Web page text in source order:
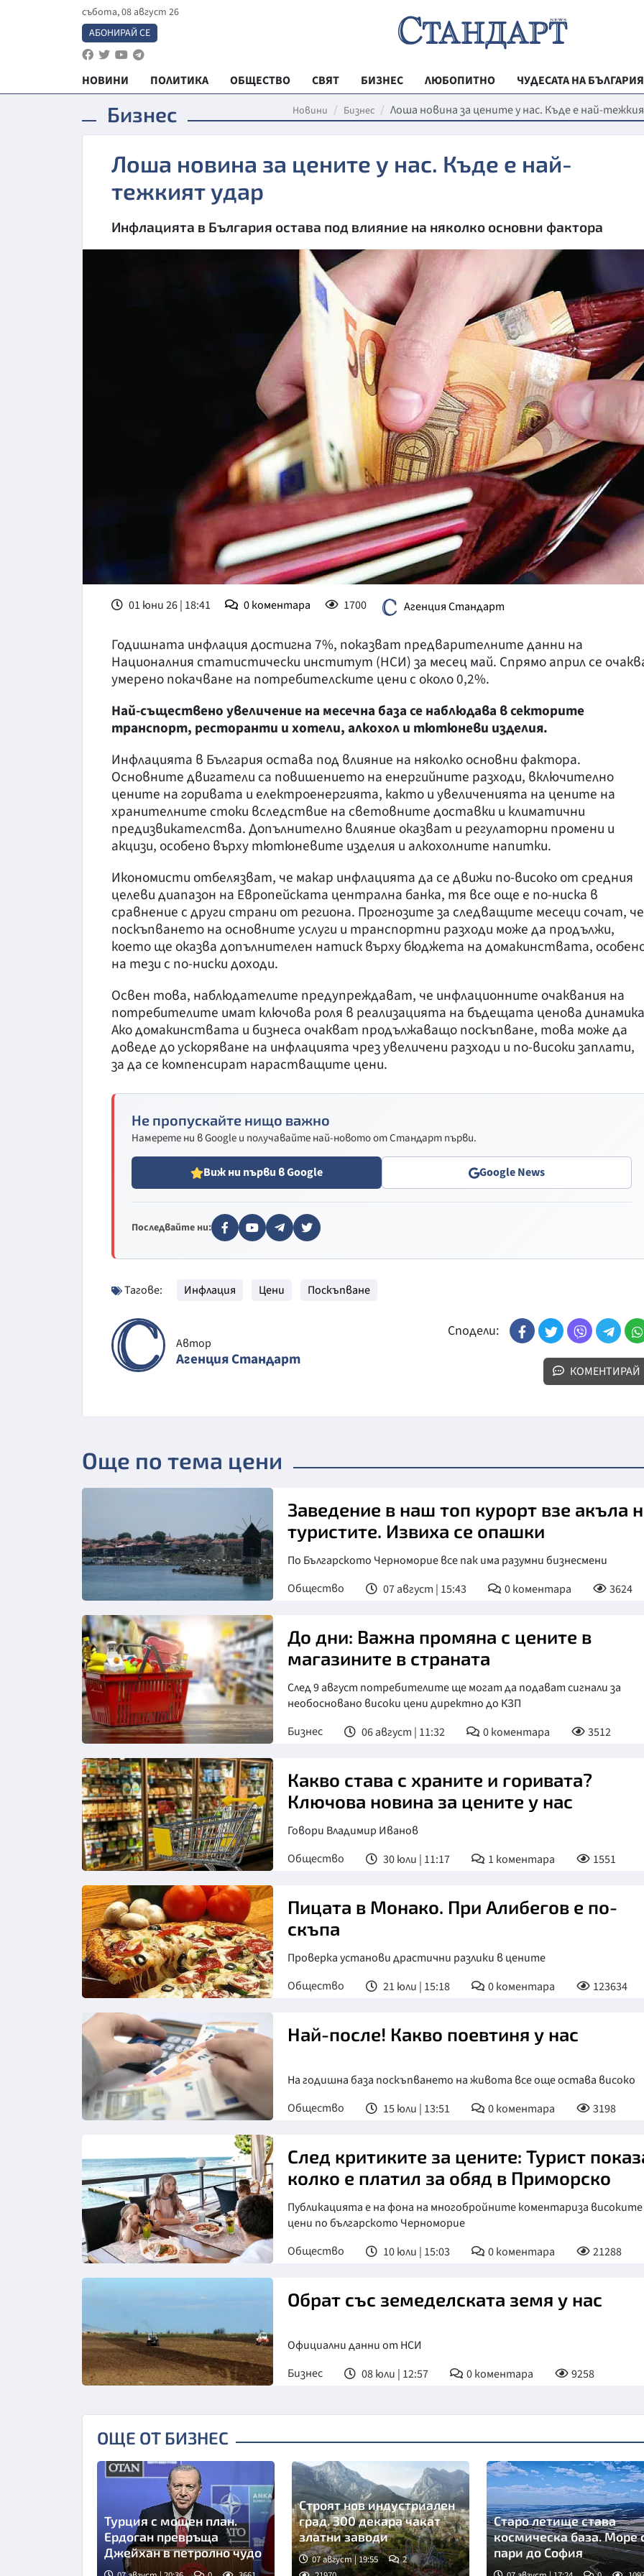
събота, 08 август 26
АБОНИРАЙ СЕ
НОВИНИ ПОЛИТИКА ОБЩЕСТВО СВЯТ БИЗНЕС ЛЮБОПИТНО
ЧУДЕСАТА НА БЪЛГАРИЯ
РЕГИОНАЛНИ
ВЕСТНИК
МОЯТ ГРАД
ДА!НА
ДА! НА
КУЛТУРА
ПРАВОСЪДИЕ
КРИМИ
ВЯРА
ОБЯВИ
ВОЙНАТА В
ВРЕМЕТО
Бизнес Новини Бизнес Лоша новина за цените у нас. Къде е най-
Лоша новина за цените у нас. Къде е най-
тежкият удар
Инфлацията в България остава под влияние на няколко основни фактора
01 юни 26 | 18:41 0коментара 1700 Агенция Стандарт
Годишната инфлация достигна 7%, показват предварителните данни на
Националния статистически институт (НСИ) за месец май. Спрямо април се
умерено покачване на потребителските цени с около 0,2%.
Най-съществено увеличение на месечна база се наблюдава в секторите
транспорт, ресторанти и хотели, алкохол и тютюневи изделия.
Инфлацията в България остава под влияние на няколко основни фактора.
Основните двигатели са повишението на енергийните разходи, включително
цените на горивата и електроенергията, както и увеличенията на цените на
хранителните стоки вследствие на световните доставки и климатични
предизвикателства. Допълнително влияние оказват и регулаторни промени и
акцизи, особено върху тютюневите изделия и алкохолните напитки.
Икономисти отбелязват, че макар инфлацията да се движи по-високо от средния
целеви диапазон на Европейската централна банка, тя все още е по-ниска в
сравнение с други страни от региона. Прогнозите за следващите месеци сочат, че
поскъпването на основните услуги и транспортни разходи може да продължи,
което ще оказва допълнителен натиск върху бюджета на домакинствата,
на тези с по-ниски доходи.
Освен това, наблюдателите предупреждават, че инфлационните очаквания на
потребителите имат ключова роля в реализацията на бъдещата ценова
Ако домакинствата и бизнеса очакват продължаващо поскъпване, това може да
доведе до ускоряване на инфлацията чрез увеличени разходи и по-високи заплати,
за да се компенсират нарастващите цени.
Не пропускайте нищо важно
Намерете ни в Google и получавайте най-новото от Стандарт първи.
Виж ни първи в Google Google News
Последвайте ни:
Тагове: Инфлация Цени Поскъпване
Автор
Агенция Стандарт
Сподели:
КОМЕНТИРАЙ
Още по тема цени
Заведение в наш топ курорт взе акъла
туристите. Извиха се опашки
По Българското Черноморие все пак има разумни бизнесмени
Общество
07 август | 15:43 0коментара 3624
До дни: Важна промяна с цените в
магазините в страната
След 9 август потребителите ще могат да подават сигнали за
необосновано високи цени директно до КЗП
Бизнес
06 август | 11:32 0коментара 3512
Какво става с храните и горивата?
Ключова новина за цените у нас
Говори Владимир Иванов
Общество
30 юли | 11:17 1 коментара 1551
Пицата в Монако. При Алибегов е по-
скъпа
Проверка установи драстични разлики в цените
Общество
21 юли | 15:18 0коментара 123634
Най-после! Какво поевтиня у нас
На годишна база поскъпването на живота все още остава високо
Общество
15 юли | 13:51 0коментара 3198
След критиките за цените: Турист
колко е платил за обяд в Приморско
Публикацията е на фона на многобройните коментариза високите
цени по българското Черноморие
Общество
10 юли | 15:03 0коментара 21288
Обрат със земеделската земя у нас
Официални данни от НСИ
Бизнес
08 юли | 12:57 0коментара 9258
ОЩЕ ОТ БИЗНЕС
Турция с мощен план.
Ердоган превръща
Джейхан в петролно чудо
Строят нов индустриален
град. 300 декара чакат
златни заводи
07 август | 19:55
2
Старо летище става
космическа база. Море
пари до София